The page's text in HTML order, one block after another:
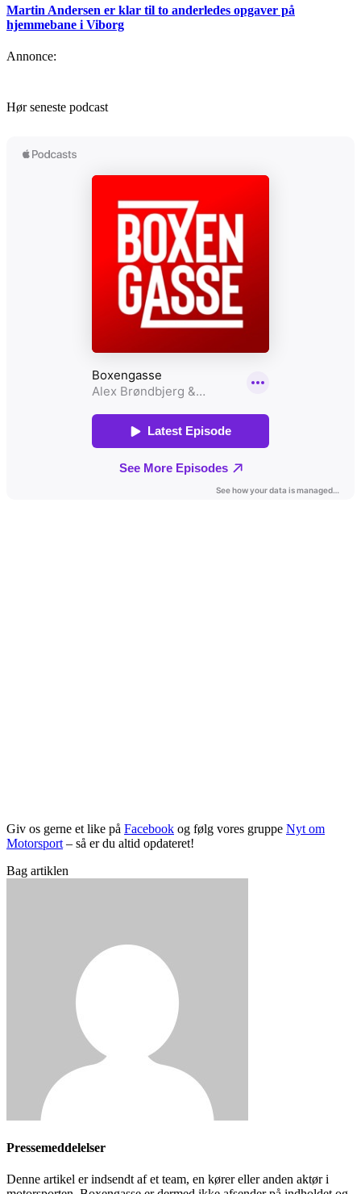
Martin Andersen er klar til to anderledes opgaver på
hjemmebane i Viborg
Annonce:
Hør seneste podcast
Giv os gerne et like på Facebook og følg vores gruppe Nyt om
Motorsport – så er du altid opdateret!
Bag artiklen
Pressemeddelelser
Denne artikel er indsendt af et team, en kører eller anden aktør i